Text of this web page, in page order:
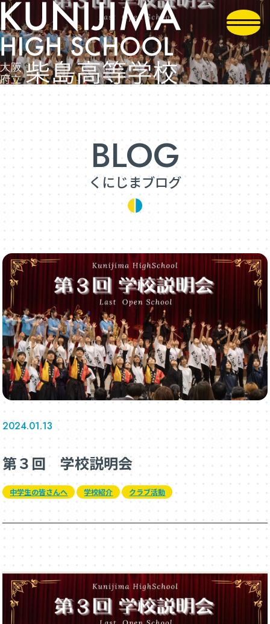
くにじまブログ
2024.01.13
第３回 学校説明会
中学生の皆さんへ 学校紹介 クラブ活動